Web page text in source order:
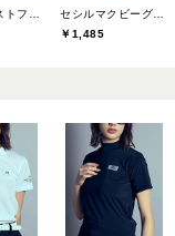
￥1,485